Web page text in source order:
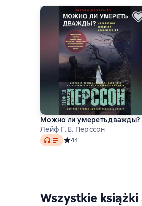
Можно ли умереть дважды?
Лейф Г. В. Перссон
Audio Средний рейтинг 4 на
44
Wszystkie